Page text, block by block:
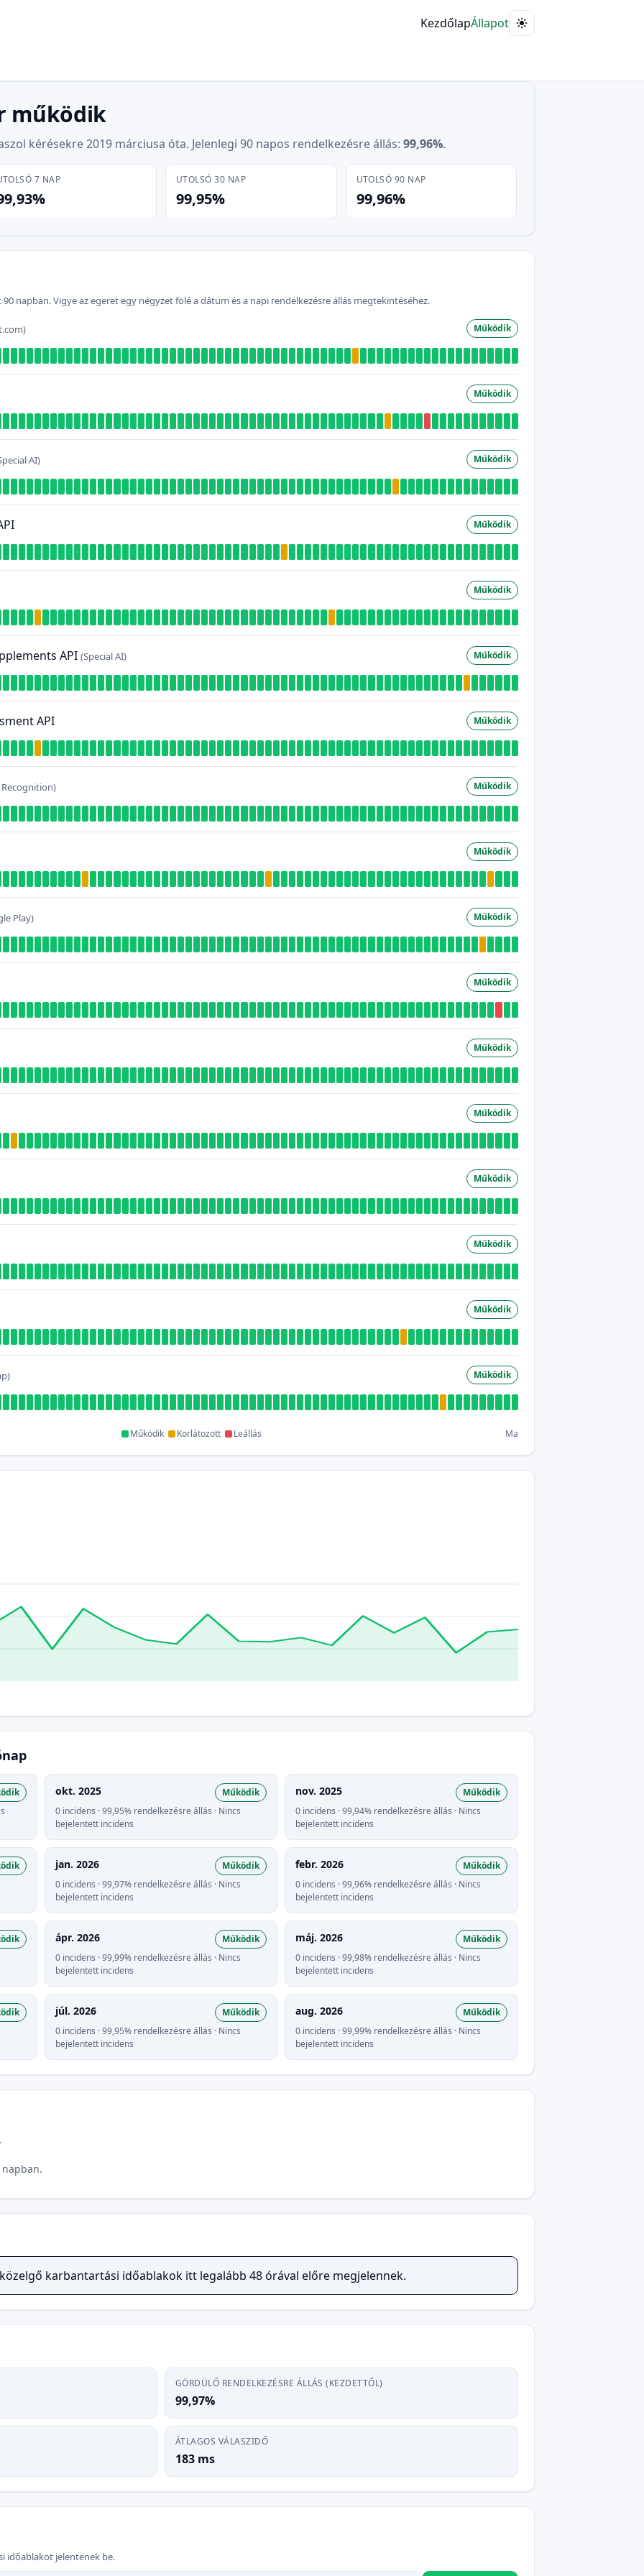
KezdőlapÁllapot
működik
kérésekre2019 márciusa óta. Jelenlegi 90 napos rendelkezésre állás: 99,96%.
7 NAP UTOLSÓ 30 NAP
99,95%
UTOLSÓ 90 NAP
99,96%
napban. Vigye az egeret egy négyzet fölé a dátum és a napi rendelkezésre állás megtekintéséhez.
Működik
Működik
AI) Működik
Működik
Működik
API (Special AI) Működik
API Működik
Működik
Működik
Play) Működik
Működik
Működik
Működik
Működik
Működik
Működik
Működik
Működik Korlátozott Leállás Ma
okt. 2025
Működik
0 incidens · 99,95% rendelkezésre állás · Nincs
bejelentett incidens
nov. 2025
Működik
0 incidens · 99,94% rendelkezésre állás · Nincs
bejelentett incidens
jan. 2026
Működik
0 incidens · 99,97% rendelkezésre állás · Nincs
bejelentett incidens
febr. 2026
Működik
0 incidens · 99,96% rendelkezésre állás · Nincs
bejelentett incidens
ápr. 2026
Működik
0 incidens · 99,99% rendelkezésre állás · Nincs
bejelentett incidens
máj. 2026
Működik
0 incidens · 99,98% rendelkezésre állás · Nincs
bejelentett incidens
júl. 2026
Működik
0 incidens · 99,95% rendelkezésre állás · Nincs
bejelentett incidens
aug. 2026
Működik
0 incidens · 99,99% rendelkezésre állás · Nincs
bejelentett incidens
karbantartási időablakok itt legalább 48 órával előre megjelennek.
GÖRDÜLŐ RENDELKEZÉSRE ÁLLÁS (KEZDETTŐL)
99,97%
ÁTLAGOS VÁLASZIDŐ
183 ms
időablakot jelentenek be.